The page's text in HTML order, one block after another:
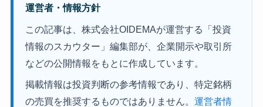
運営者・情報方針
この記事は、株式会社OIDEMAが運営する「投資
情報のスカウター」編集部が、企業開示や取引所
などの公開情報をもとに作成しています。
掲載情報は投資判断の参考情報であり、特定銘柄
の売買を推奨するものではありません。運営者情